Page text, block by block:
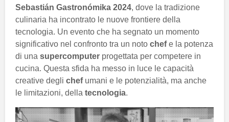
Sebastián Gastronómika 2024, dove la tradizione
culinaria ha incontrato le nuove frontiere della
tecnologia. Un evento che ha segnato un momento
significativo nel confronto tra un noto chefe la potenza
di una supercomputer progettata per competere in
cucina. Questa sfida ha messo in luce le capacità
creative degli chefumani e le potenzialità, ma anche
le limitazioni, della tecnologia.